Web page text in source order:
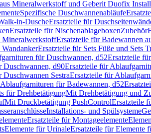
Mineralwerkstoff und Geberit Duofix
Spezifische Duschwannenabläufe
in-DuscheErsatzteile für
Ersatzteile für NischenablageboxenZubehör
MineralwerkstoffErsatzteile für Badewannen
WandankerErsatzteile für Sets Füße und Sets
für Duschwannen, d52Ersatzteile
Duschwannen, d90Ersatzteile für
SestraErsatzteile für
Ablaufgarnituren für Badewannen, d52
für DrehbetätigungMit Drehbetätigung und
Mit Druckbetätigung PushControlErsatzteile
Installations- und Spülsysteme
Ersatzteile für Montageelemente
Elemente für UrinaleErsatzteile für Elemente